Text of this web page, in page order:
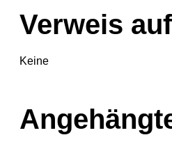
Verweis
Keine